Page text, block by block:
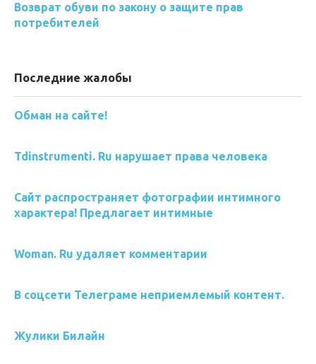
Возврат обуви по закону о защите прав
потребителей
Последние жалобы
Обман на сайте!
Tdinstrumenti. Ru нарушает права человека
Сайт распространяет фотографии интимного
характера! Предлагает интимные
Woman. Ru удаляет комментарии
В соцсети Телеграме неприемлемый контент.
Жулики Билайн